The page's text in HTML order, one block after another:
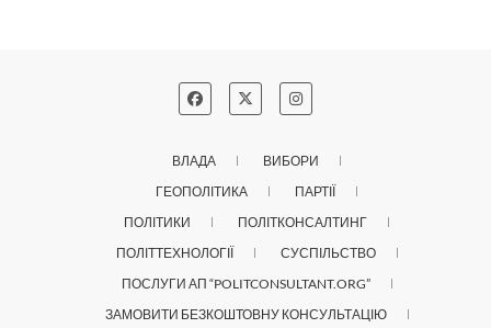
ВЛАДА
ВИБОРИ
ГЕОПОЛІТИКА
ПАРТІЇ
ПОЛІТИКИ
ПОЛІТКОНСАЛТИНГ
ПОЛІТТЕХНОЛОГІЇ
СУСПІЛЬСТВО
ПОСЛУГИ АП “POLITCONSULTANT.ORG”
ЗАМОВИТИ БЕЗКОШТОВНУ КОНСУЛЬТАЦІЮ